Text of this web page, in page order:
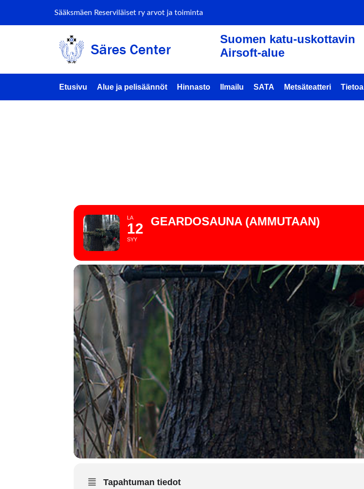
Sääksmäen Reserviläiset ry arvot ja toiminta
Suomen katu-uskottavin
Airsoft-alue
Etusivu Alue ja pelisäännöt Hinnasto Ilmailu SATA Metsäteatteri Tietoa
LA
12
SYY
GEARDOSAUNA (AMMUTAAN)
Tapahtuman tiedot